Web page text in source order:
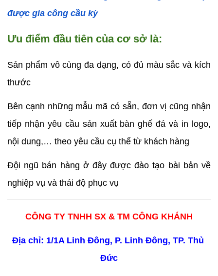
được gia công cầu kỳ
Ưu điểm đầu tiên của cơ sở là:
Sản phẩm vô cùng đa dạng, có đủ màu sắc và kích
thước
Bên cạnh những mẫu mã có sẵn, đơn vị cũng nhận
tiếp nhận yêu cầu sản xuất bàn ghế đá và in logo,
nội dung,… theo yêu cầu cụ thể từ khách hàng
Đội ngũ bán hàng ở đây được đào tạo bài bản về
nghiệp vụ và thái độ phục vụ
CÔNG TY TNHH SX & TM CÔNG KHÁNH
Địa chỉ: 1/1A Linh Đông, P. Linh Đông, TP. Thủ
Đức